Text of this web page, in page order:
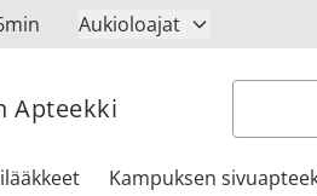
Aukioloajat
Apteekki Haku
Kampuksen